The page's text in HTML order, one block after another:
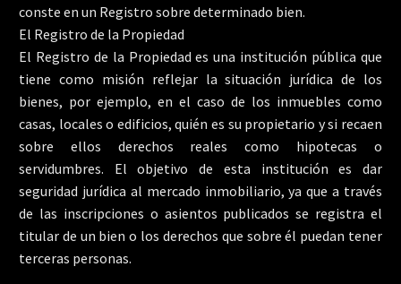
conste en un Registro sobre determinado bien.
El Registro de la Propiedad
El Registro de la Propiedad es una institución pública que
tiene como misión reflejar la situación jurídica de los
bienes, por ejemplo, en el caso de los inmuebles como
casas, locales o edificios, quién es su propietario y si recaen
sobre ellos derechos reales como hipotecas o
servidumbres. El objetivo de esta institución es dar
seguridad jurídica al mercado inmobiliario, ya que a través
de las inscripciones o asientos publicados se registra el
titular de un bien o los derechos que sobre él puedan tener
terceras personas.